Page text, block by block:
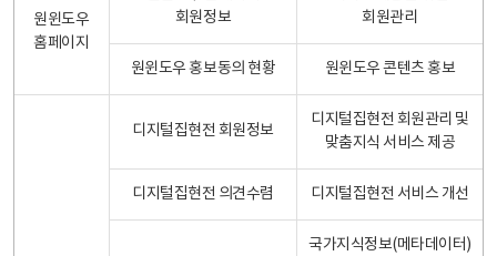
원윈도우
홈페이지
회원정보
회원관리
원윈도우 홍보동의 현황 원윈도우 콘텐츠 홍보
디지털집현전 회원정보
디지털집현전 회원관리 및
맞춤지식 서비스 제공
디지털집현전 의견수렴 디지털집현전 서비스 개선
국가지식정보(메타데이터)